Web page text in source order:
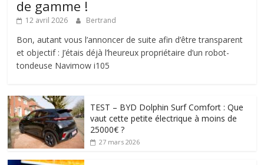
de gamme !
12 avril 2026 Bertrand
Bon, autant vous l’annoncer de suite afin d’être transparent
et objectif : J’étais déjà l’heureux propriétaire d’un robot-
tondeuse Navimow i105
TEST – BYD Dolphin Surf Comfort : Que
vaut cette petite électrique à moins de
25000€ ?
27 mars 2026